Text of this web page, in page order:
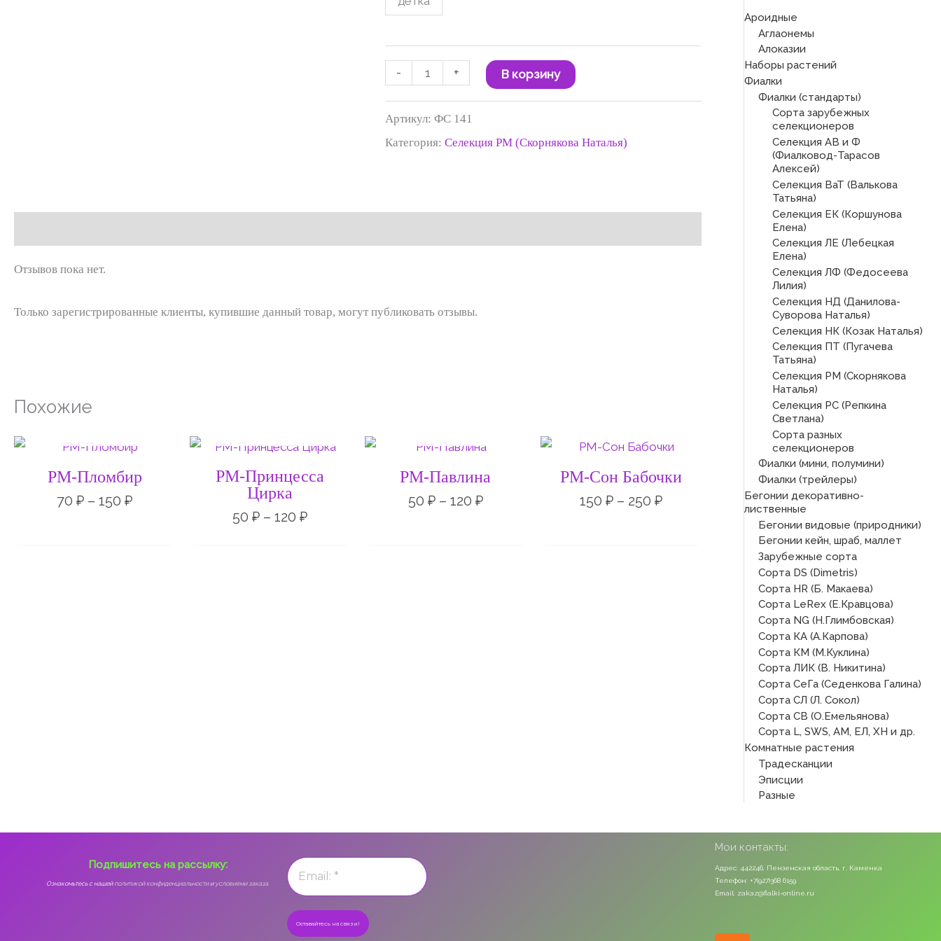
- + В корзину
Артикул:ФС 141
Категория:Селекция РМ (Скорнякова Наталья)
Отзывов пока нет.
Только зарегистрированные клиенты, купившие данный товар, могут публиковать отзывы.
Похожие
РМ-Пломбир
70₽ – 150₽
Диапазон
цен:
70 ₽
–
150 ₽
РМ-Принцесса
Цирка
50₽ – 120₽
Диапазон
цен:
50 ₽
–
РМ-Павлина
50 ₽ – 120 ₽
Диапазон
цен:
50 ₽
–
120 ₽
РМ-Сон Бабочки
150 ₽ – 250 ₽
Диапазон
цен:
150 ₽
–
250 ₽
Ароидные
Аглаонемы
Алоказии
Наборы растений
Фиалки
Фиалки (стандарты)
Сорта зарубежных
селекционеров
Селекция АВ и Ф
(Фиалковод-Тарасов
Алексей)
Селекция ВаТ (Валькова
Татьяна)
Селекция ЕК (Коршунова
Елена)
Селекция ЛЕ (Лебецкая
Елена)
Селекция ЛФ (Федосеева
Лилия)
Селекция НД (Данилова-
Суворова Наталья)
Селекция НК (Козак Наталья)
Селекция ПТ (Пугачева
Татьяна)
Селекция РМ (Скорнякова
Наталья)
Селекция РС (Репкина
Светлана)
Сорта разных
селекционеров
Фиалки (мини, полумини)
Фиалки (трейлеры)
Бегонии декоративно-
лиственные
Бегонии видовые (природники)
Бегонии кейн, шраб, маллет
Зарубежные сорта
Сорта DS (Dimetris)
Сорта HR (Б. Макаева)
Сорта LeRex (Е.Кравцова)
Сорта NG (Н.Глимбовская)
Сорта КА (А.Карпова)
Сорта КМ (М.Куклина)
Сорта ЛИК (В. Никитина)
Сорта СеГа (Седенкова Галина)
Сорта СЛ (Л. Сокол)
Сорта СВ (О.Емельянова)
Сорта L, SWS, АМ, ЕЛ, ХН и др.
Комнатные растения
Традесканции
Эписции
Разные
Подпишитесь на рассылку:
Ознакомьтесь с нашей политикой конфиденциальностии условиями заказа.
Мои контакты:
Адрес: 442246, Пензенская область, г. Каменка
Телефон: +7(927)368 6159
Email: zakaz@fialki-online.ru